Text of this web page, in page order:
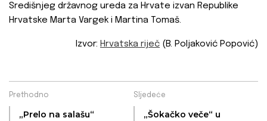
Središnjeg državnog ureda za Hrvate izvan Republike
Hrvatske Marta Vargek i Martina Tomaš.
Izvor: Hrvatska riječ (B. Poljaković Popović)
Prethodno
„Prelo na salašu“
Sljedeće
„Šokačko veče“ u